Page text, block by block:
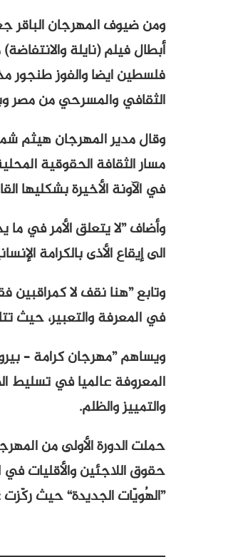
ومن ضيوف المهرجان الباقر
أبطال فيلم (نايلة
فلسطين ايضا والفوز طنجور
الثقافي والمسرحي من
وقال مدير المهرجان هيثم
مسار الثقافة الحقوقية
في الآونة الأخيرة بشكليها
وأضاف ”لا يتعلق الأمر في ما
الى إيقاع الأذى بالكرامة
وتابع ”هنا نقف لا كمراقبين
في المعرفة والتعبير، حيث
ويساهم ”مهرجان كرامة –
المعروفة عالميا في تسليط
والتمييز والظلم.
”الهُويّات الجديدة“ حيث